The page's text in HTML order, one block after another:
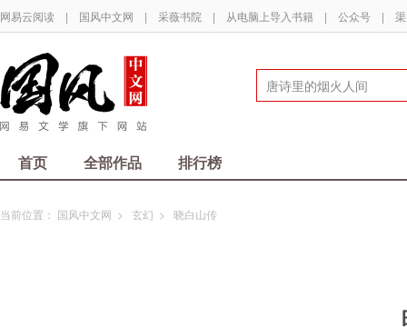
网易云阅读 | 国风中文网 | 采薇书院 | 从电脑上导入书籍 | 公众号 |
首页 全部作品 排行榜
当前位置： 国风中文网 > 玄幻 > 晓白山传